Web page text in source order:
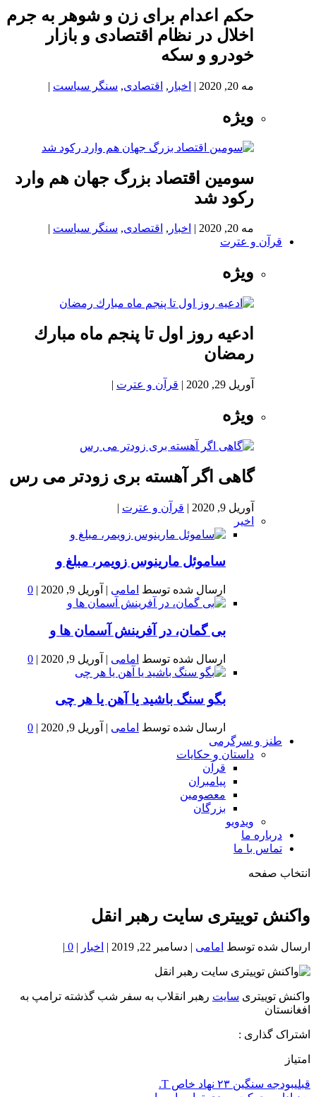
حکم اعدام برای زن و شوهر به جرم
اخلال در نظام اقتصادی و بازار
خودرو و سکه
مه 20, 2020 | اخبار , اقتصادی, سنگر سیاست |
ویژه
سومین اقتصاد بزرگ جهان هم وارد
رکود شد
مه 20, 2020 | اخبار , اقتصادی, سنگر سیاست |
قرآن و عترت
ویژه
ادعيه روز اول تا پنجم ماه مبارك
رمضان
آوریل 29, 2020 | قرآن و عترت |
ویژه
گاهی اگر آهسته بری زودتر می رس
آوریل 9, 2020 | قرآن و عترت |
اخیر
ساموئل مارینوس زویمر، مبلغ و
ارسال شده توسط امامی | آوریل 9, 2020 |
0
بى گمان، در آفرينش آسمان ها و
ارسال شده توسط امامی | آوریل 9, 2020 |
0
بگو سنگ باشید یا آهن یا هر چی
ارسال شده توسط امامی | آوریل 9, 2020 |
0
طنز و سرگرمی
داستان و حکایات
قرآن
پیامبران
معصومین
بزرگان
ویدویو
درباره ما
تماس با ما
انتخاب صفحه
خون
شمال
واکنش توییتری سایت رهبر انقل
ارسال شده توسط امامی | دسامبر 22, 2019 | اخبار |
0
|
واکنش توییتری سایت رهبر انقلاب به سفر شب گذشته ترامپ به
افغانستان
اشتراک گذاری :
امتیاز
قبلیبودجه سنگین ۲۳ نهاد خاص T.